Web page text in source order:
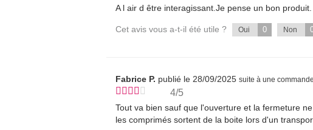
A l air d être interagissant.Je pense un bon produit.
Cet avis vous a-t-il été utile ? Oui 0 Non
Fabrice P. publié le 28/09/2025 suite à une
4/5
Tout va bien sauf que l'ouverture et la fermeture
les comprimés sortent de la boite lors d'un